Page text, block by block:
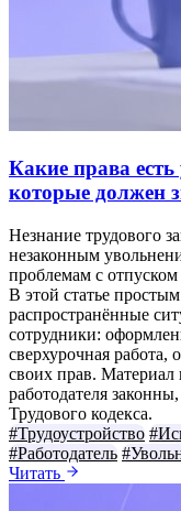
Какие права
которые должен
Незнание трудового
незаконным
проблемам с
В этой статье
распространённые
сотрудники:
сверхурочная работа,
своих прав. Материал
работодателя
Трудового кодекса.
#Трудоустройство
#Работодатель
Читать